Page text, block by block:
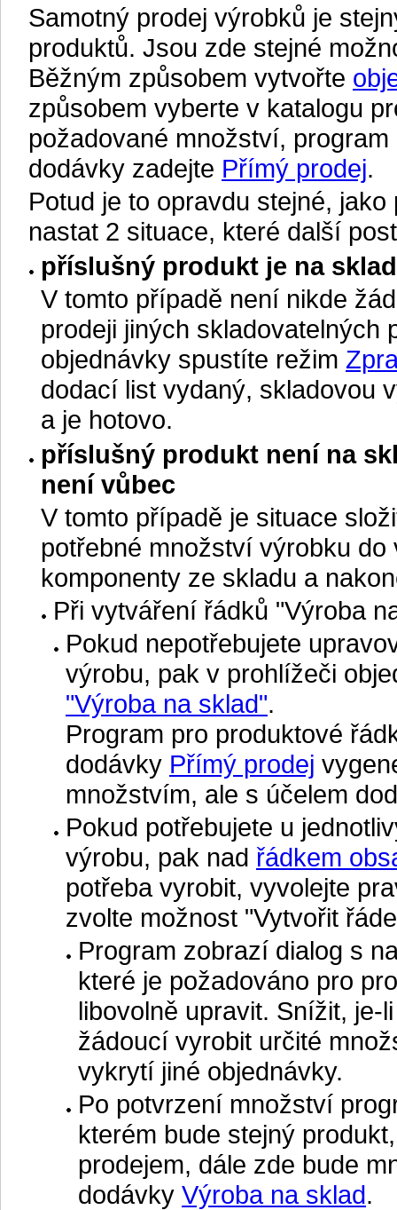
Samotný prodej výrobků je
produktů. Jsou zde stejné
Běžným způsobem vytvořte
způsobem vyberte v katalogu
požadované množství,
dodávky zadejte Přímý prodej.
Potud je to opravdu stejné,
nastat 2 situace, které další
příslušný produkt je na
V tomto případě není nikde
prodeji jiných skladovatelných
objednávky spustíte režim
dodací list vydaný, skladovou
a je hotovo.
příslušný produkt není na
není vůbec
V tomto případě je situace
potřebné množství výrobku
komponenty ze skladu a
Při vytváření řádků "Výroba
Pokud nepotřebujete
výrobu, pak v prohlížeči
"Výroba na sklad".
Program pro produktové
dodávky Přímý prodej
množstvím, ale s účelem
Pokud potřebujete u
výrobu, pak nad řádkem
potřeba vyrobit, vyvolejte
zvolte možnost "Vytvořit
Program zobrazí dialog s
které je požadováno pro
libovolně upravit. Snížit,
žádoucí vyrobit určité
vykrytí jiné objednávky.
Po potvrzení množství
kterém bude stejný
prodejem, dále zde bude
dodávky Výroba na sklad.